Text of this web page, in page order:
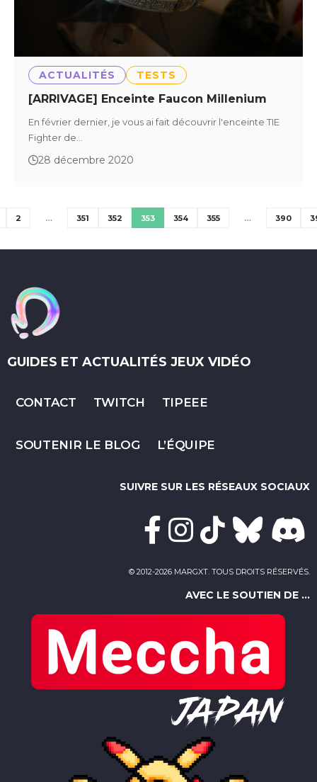
ACTUALITÉS TESTS
[ARRIVAGE] Enceinte Faucon Millenium
En février dernier, je vous ai fait découvrir l'enceinte TIE
Fighter de…
28 décembre 2020
2 … 351 352 353 354 355 … 390
GUIDES ET ACTUALITÉS JEUX VIDÉO
CONTACT TWITCH TIPEEE
SOUTENIR LE BLOG L’ÉQUIPE
SUIVRE SUR LES RÉSEAUX SOCIAUX
© 2012-2026 MARGXT. TOUS DROITS RÉSERVÉS.
AVEC LE SOUTIEN DE ...